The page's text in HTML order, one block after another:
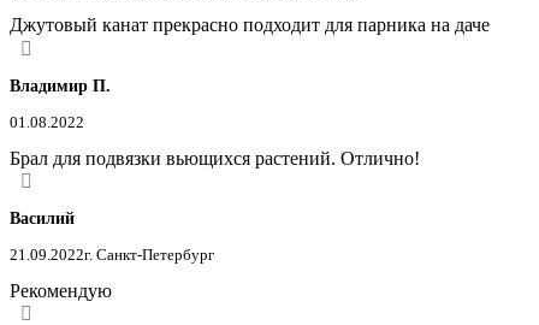
Джутовый канат прекрасно подходит для парника на даче
Владимир П.
01.08.2022
Брал для подвязки вьющихся растений. Отлично!
Василий
21.09.2022г. Санкт-Петербург
Рекомендую